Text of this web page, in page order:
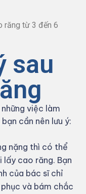
răng từ 3 đến 6
sau
việc làm
cần nên lưu ý:
nặng thì có thể
lấy cao răng. Bạn
của bác sĩ chỉ
và bám chắc